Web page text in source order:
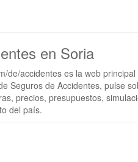
en Soria
de/accidentes es la web
Seguros de Accidentes, pulse
precios, presupuestos,
del país.